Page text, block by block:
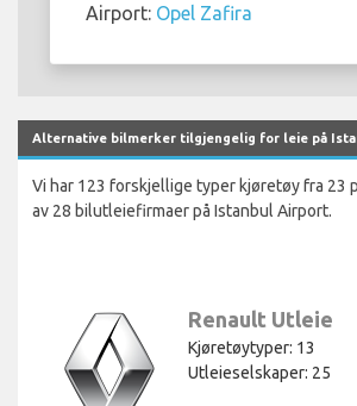
Airport: Opel Zafira
Alternative bilmerker tilgjengelig for leie på
Vi har 123 forskjellige typer kjøretøy fra 23
av 28 bilutleiefirmaer på Istanbul Airport.
Renault Utleie
Kjøretøytyper: 13
Utleieselskaper: 25